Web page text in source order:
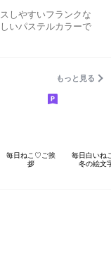
しやすいフランクな
いパステルカラーで
もっと見る
毎日ねこ♡ご挨
拶
毎日白いね
冬の絵文